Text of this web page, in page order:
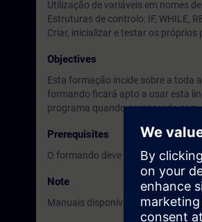
Utilização de variáveis em nomes
Estruturas de controlo: IF, WHILE,
Criar, inicializar e testar os próprios
Objectives
Esta formação incide sobre a toda
formando ficará apto a usar esta
programa quando comparado com
Prerequisites
O formando deve ter
Note
Manuais disponíveis em Inglês.